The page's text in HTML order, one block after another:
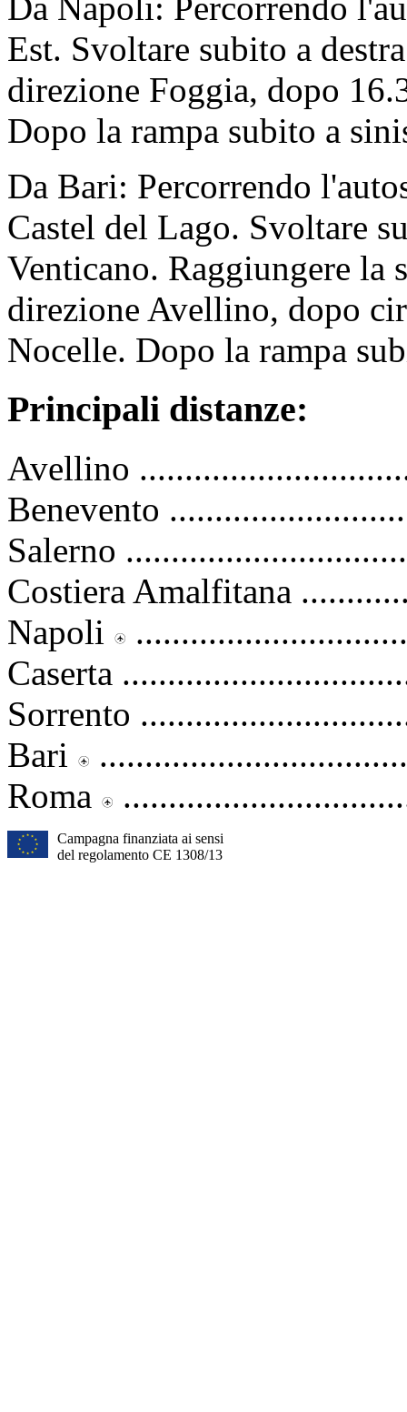
Est. Svoltare subito a
direzione Foggia, dopo
Dopo la rampa subito a
Da Bari: Percorrendo
Castel del Lago. Svoltare
Venticano. Raggiungere la
direzione Avellino, dopo
Nocelle. Dopo la rampa
Principali distanze:
Avellino
Benevento
Salerno
Costiera Amalfitana
Napoli
Caserta
Sorrento
Bari
Roma
Campagna finanziata ai sensi
del regolamento CE 1308/13